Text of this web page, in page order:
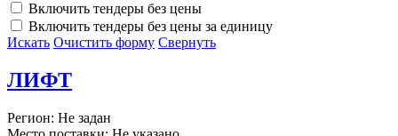
Включить тендеры без цены
Включить тендеры без цены за единицу
Искать Очистить форму Свернуть
ЛИФТ
Регион: Не задан